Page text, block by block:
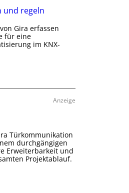
und regeln
Gira erfassen
für eine
im KNX-
Anzeige
Türkommunikation
durchgängigen
Erweiterbarkeit und
Projektablauf.